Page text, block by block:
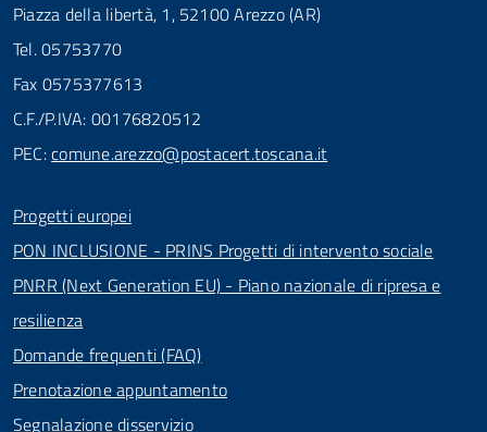
Piazza della libertà, 1, 52100 Arezzo (AR)
Tel. 05753770
Fax 0575377613
C.F./P.IVA: 00176820512
PEC:comune.arezzo@postacert.toscana.it
Progetti europei
PON INCLUSIONE - PRINS Progetti di intervento sociale
PNRR (Next Generation EU) - Piano nazionale di ripresa e
resilienza
Domande frequenti (FAQ)
Prenotazione appuntamento
Segnalazione disservizio